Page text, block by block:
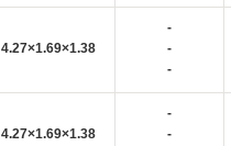
4.27×1.69×1.38
-
-
-
4.27×1.69×1.38
-
-